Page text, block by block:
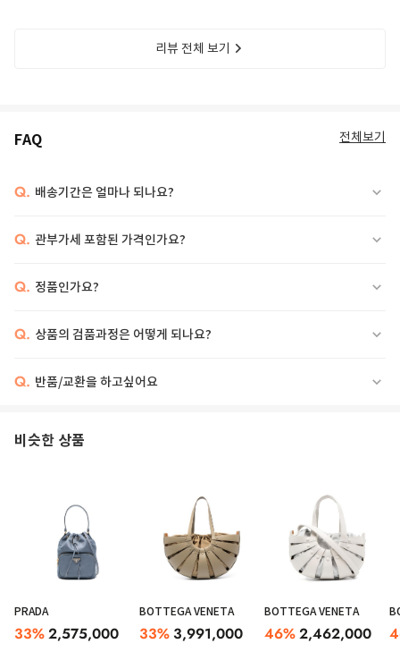
리뷰 전체 보기
FAQ 전체보기
Q. 배송기간은 얼마나 되나요?
Q. 관부가세 포함된 가격인가요?
Q. 정품인가요?
Q. 상품의 검품과정은 어떻게 되나요?
Q. 반품/교환을 하고싶어요
비슷한 상품
PRADA
33%2,575,000
BOTTEGA VENETA
33% 3,991,000
BOTTEGA VENETA
46%2,462,000